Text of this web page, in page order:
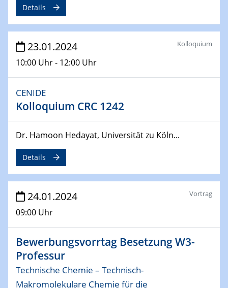
14.03.2024
Microscope Techniques in Materials
Research
From Micro to Nano Analysis
MATURE
Speaker: Jonathan Coleman (Trinity College Dublin)
10.04.2024 - 11.04.2024
Kooperationsseminar | Elektrolyse und
Brennstoffzellen
15.04.2024
Online Workshop
Ben Gurion University
25.04.2024
CENIDE & WIN Seminar Series on 2D-
MATURE
Speaker: Albert Dato (Harvey Mudd College)
29.04.2024
Details
23.01.2024
10:00 Uhr - 12:00 Uhr
Kolloquium
CENIDE
Kolloquium CRC 1242
Dr. Hamoon Hedayat, Universität zu Köln...
Details
24.01.2024
09:00 Uhr
Vortrag
Bewerbungsvorrtag Besetzung W3-
Professur
Technische Chemie – Technisch-
Makromolekulare Chemie für die